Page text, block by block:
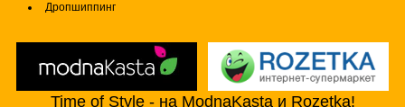
Дропшиппинг
Time of Style - на ModnaKasta и Rozetka!